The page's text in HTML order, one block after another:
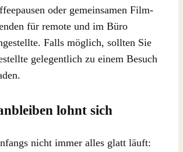
oder gemeinsamen Film-
für remote und im Büro
Falls möglich, sollten Sie
gelegentlich zu einem Besuch
lohnt sich
nicht immer alles glatt läuft: